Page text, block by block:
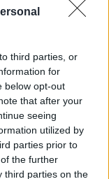
third parties, or
for
below opt-out
that after your
seeing
utilized by
parties prior to
the further
third parties on the
(7-0), 3’
meta
meta Abanga
tr. Cantoni
(35-7), 28’
55’ meta